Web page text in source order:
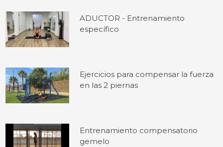
ADUCTOR - Entrenamiento
específico
Ejercicios para compensar la fuerza
en las 2 piernas
Entrenamiento compensatorio
gemelo